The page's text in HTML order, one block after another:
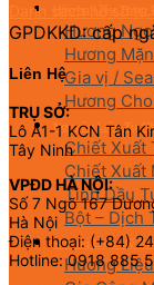
Hương
Hương Mặn
Gia vị /
Hương
Nguyên Liệu Tự
Chiết Xuất
Chiết Xuất
Tinh Dầu
Bột – Dịch
Hương Liệu Mỹ
Hương
Danh sách hồ sơ
GPDKKD: cấp
Liên Hệ
TRỤ SỞ:
Lô A1-1 KCN Tân
Tây Ninh
VPĐD HÀ NỘI:
Số 7 Ngõ 167
Hà Nội
Điện thoại: (+84)
Hotline: 0918 885